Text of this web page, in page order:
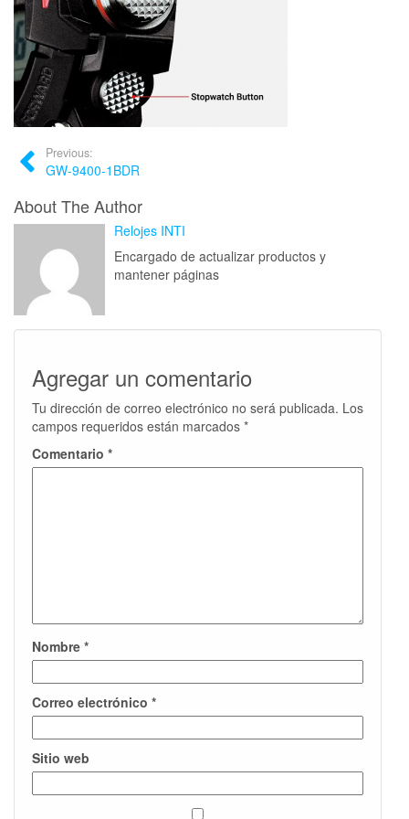
Previous:
GW-9400-1BDR
About The Author
Relojes INTI
Encargado de actualizar productos y
mantener páginas
Agregar un comentario
Tu dirección de correo electrónico no será publicada. Los
campos requeridos están marcados *
Comentario *
Nombre *
Correo electrónico *
Sitio web